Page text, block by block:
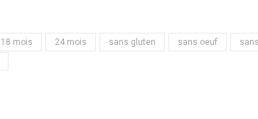
18 mois 24 mois sans gluten sans oeuf